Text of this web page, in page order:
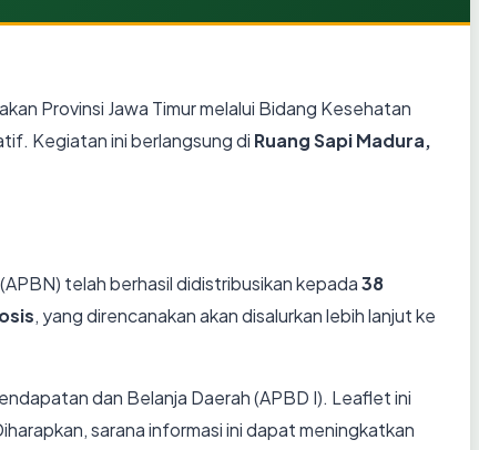
Provinsi Jawa Timur melalui Bidang Kesehatan
Kegiatan ini berlangsung di Ruang Sapi Madura,
telah berhasil didistribusikan kepada38
, yang direncanakan akan disalurkan lebih lanjut ke
dan Belanja Daerah (APBD I). Leaflet ini
sarana informasi ini dapat meningkatkan